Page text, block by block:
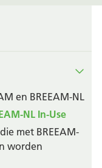
en BREEAM-NL
NL In-Use
met BREEAM-
worden